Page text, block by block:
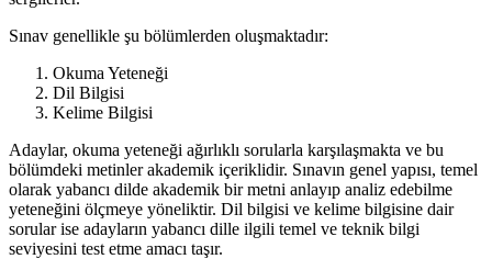
Sınav genellikle şu bölümlerden oluşmaktadır:
Okuma Yeteneği
Dil Bilgisi
Kelime Bilgisi
Adaylar, okuma yeteneği ağırlıklı sorularla karşılaşmakta ve bu
bölümdeki metinler akademik içeriklidir. Sınavın genel yapısı, temel
olarak yabancı dilde akademik bir metni anlayıp analiz edebilme
yeteneğini ölçmeye yöneliktir. Dil bilgisi ve kelime bilgisine dair
sorular ise adayların yabancı dille ilgili temel ve teknik bilgi
seviyesini test etme amacı taşır.